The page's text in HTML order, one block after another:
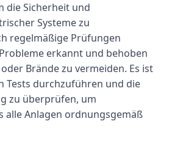
die Sicherheit und
Systeme zu
regelmäßige Prüfungen
erkannt und behoben
Brände zu vermeiden. Es ist
Tests durchzuführen und die
zu überprüfen, um
alle Anlagen ordnungsgemäß